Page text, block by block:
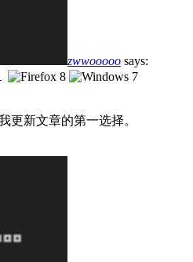
zwwooooo says:
更新文章的第一选择。